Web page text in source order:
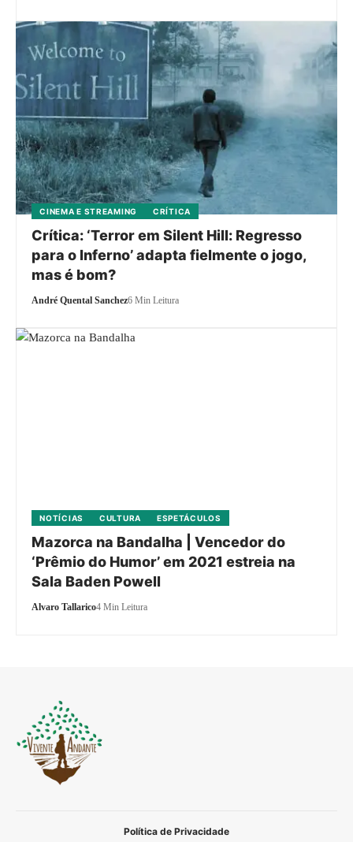
CINEMA E STREAMING CRÍTICA
Crítica: ‘Terror em Silent Hill: Regresso
para o Inferno’ adapta fielmente o jogo,
mas é bom?
André Quental Sanchez6 Min Leitura
NOTÍCIAS CULTURA ESPETÁCULOS
Mazorca na Bandalha | Vencedor do
‘Prêmio do Humor’ em 2021 estreia na
Sala Baden Powell
Alvaro Tallarico4 Min Leitura
Política de Privacidade